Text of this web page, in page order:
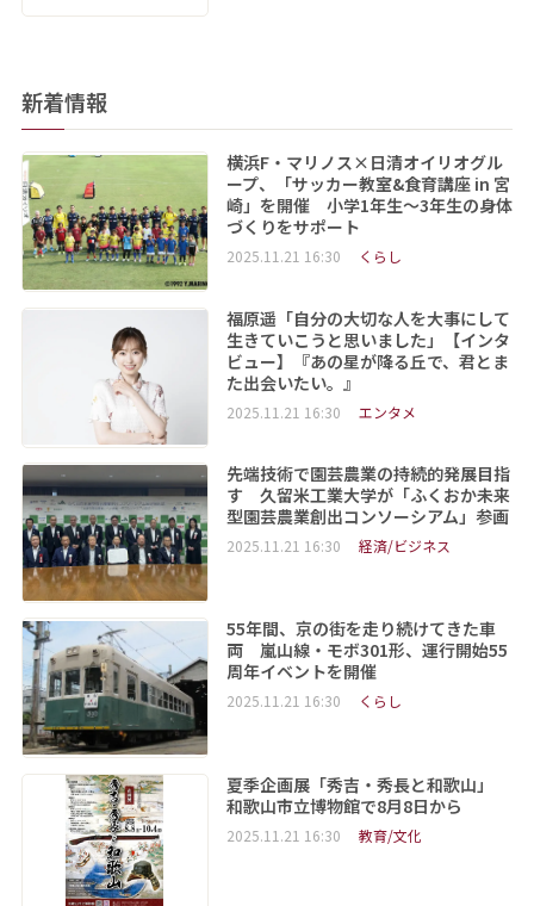
新着情報
横浜F・マリノス×日清オイリオグル
ープ、「サッカー教室&食育講座 in 宮
崎」を開催 小学1年生～3年生の身体
づくりをサポート
2025.11.21 16:30 くらし
福原遥「自分の大切な人を大事にして
生きていこうと思いました」【インタ
ビュー】『あの星が降る丘で、君とま
た出会いたい。』
2025.11.21 16:30 エンタメ
先端技術で園芸農業の持続的発展目指
す 久留米工業大学が「ふくおか未来
型園芸農業創出コンソーシアム」参画
2025.11.21 16:30 経済/ビジネス
55年間、京の街を走り続けてきた車
両 嵐山線・モボ301形、運行開始55
周年イベントを開催
2025.11.21 16:30 くらし
夏季企画展「秀吉・秀長と和歌山」
和歌山市立博物館で8月8日から
2025.11.21 16:30 教育/文化